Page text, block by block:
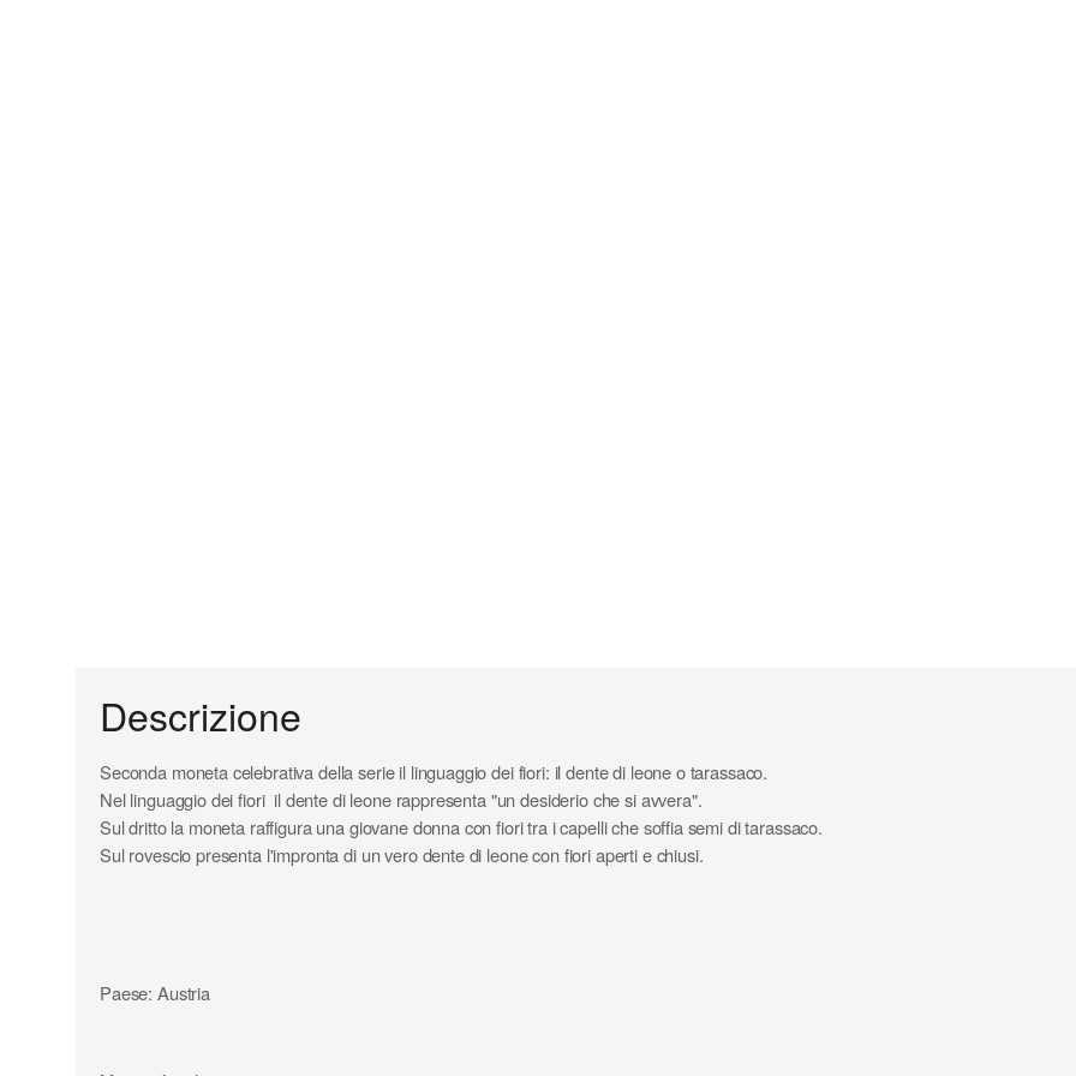
Descrizione
Seconda moneta celebrativa della serie il linguaggio dei fiori: il dente di leone o tarassaco.
Nel linguaggio dei fiori il dente di leone rappresenta "un desiderio che si avvera".
Sul dritto la moneta raffigura una giovane donna con fiori tra i capelli che soffia semi di tarassaco.
Sul rovescio presenta l'impronta di un vero dente di leone con fiori aperti e chiusi.
Paese: Austria